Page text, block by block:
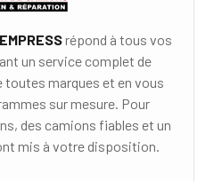
répond à tous vos
un service complet de
marques et en vous
sur mesure. Pour
des camions fiables et un
mis à votre disposition.